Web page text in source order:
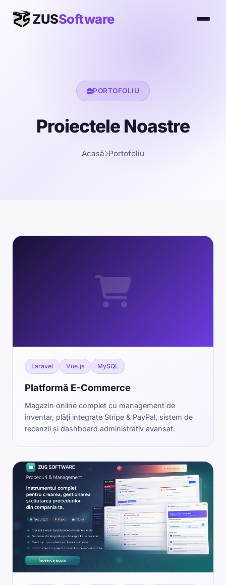
ZUSSoftware
PORTOFOLIU
Proiectele Noastre
Acasă Portofoliu
Laravel Vue.js MySQL
Platformă E-Commerce
Magazin online complet cu management de
inventar, plăți integrate Stripe & PayPal, sistem de
recenzii și dashboard administrativ avansat.